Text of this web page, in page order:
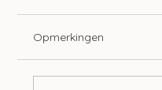
Opmerkingen